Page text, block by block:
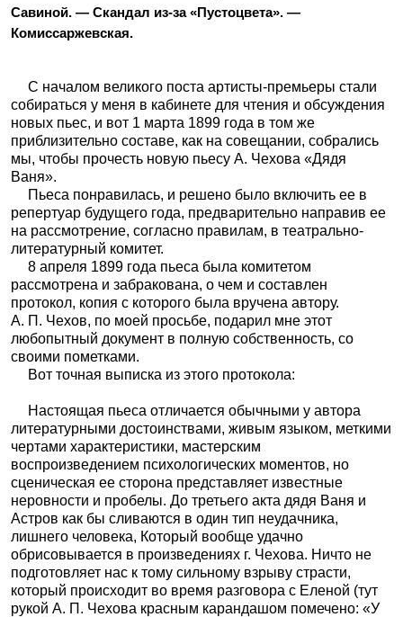
Савиной. — Скандал из-за «Пустоцвета». —
Комиссаржевская.
С началом великого поста артисты-премьеры стали
собираться у меня в кабинете для чтения и обсуждения
новых пьес, и вот 1 марта 1899 года в том же
приблизительно составе, как на совещании, собрались
мы, чтобы прочесть новую пьесу А. Чехова «Дядя
Ваня».
Пьеса понравилась, и решено было включить ее в
репертуар будущего года, предварительно направив ее
на рассмотрение, согласно правилам, в театрально-
литературный комитет.
8 апреля 1899 года пьеса была комитетом
рассмотрена и забракована, о чем и составлен
протокол, копия с которого была вручена автору.
А. П. Чехов, по моей просьбе, подарил мне этот
любопытный документ в полную собственность, со
своими пометками.
Вот точная выписка из этого протокола:
Настоящая пьеса отличается обычными у автора
литературными достоинствами, живым языком, меткими
чертами характеристики, мастерским
воспроизведением психологических моментов, но
сценическая ее сторона представляет известные
неровности и пробелы. До третьего акта дядя Ваня и
Астров как бы сливаются в один тип неудачника,
лишнего человека, Который вообще удачно
обрисовывается в произведениях г. Чехова. Ничто не
подготовляет нас к тому сильному взрыву страсти,
который происходит во время разговора с Еленой (тут
рукой А. П. Чехова красным карандашом помечено: «У